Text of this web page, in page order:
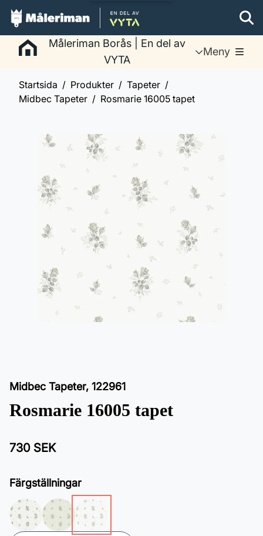
Måleriman Borås | En del av
VYTA
Meny
Startsida Produkter
Tapeter
Midbec Tapeter
Rosmarie 16005 tapet
Midbec Tapeter, 122961
Rosmarie 16005 tapet
730 SEK
Färgställningar